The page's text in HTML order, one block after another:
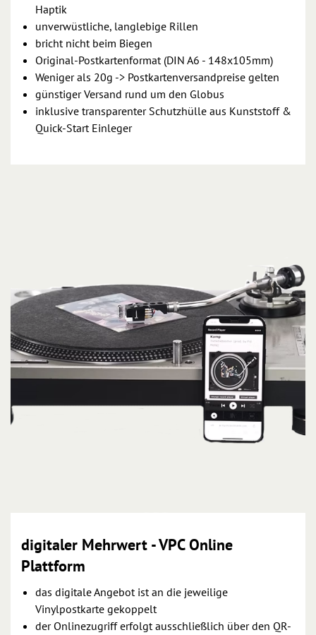
Haptik
unverwüstliche, langlebige Rillen
bricht nicht beim Biegen
Original-Postkartenformat (DIN A6 - 148x105mm)
Weniger als 20g -> Postkartenversandpreise gelten
günstiger Versand rund um den Globus
inklusive transparenter Schutzhülle aus Kunststoff &
Quick-Start Einleger
digitaler Mehrwert - VPC Online
Plattform
das digitale Angebot ist an die jeweilige
Vinylpostkarte gekoppelt
der Onlinezugriff erfolgt ausschließlich über den QR-